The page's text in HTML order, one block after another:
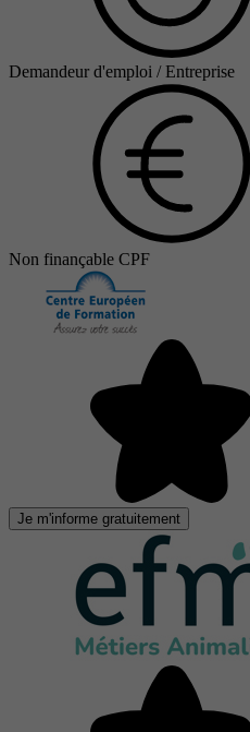
Demandeur d'emploi / Entreprise
Non finançable CPF
Je m'informe gratuitement